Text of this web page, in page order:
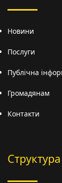
Новини
Послуги
Публічна
Громадянам
Контакти